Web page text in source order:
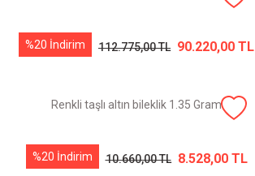
%20 İndirim 112.775,00 TL 90.220,00 TL
Renkli taşlı altın bileklik 1.35 Gram
%20 İndirim 10.660,00 TL 8.528,00 TL